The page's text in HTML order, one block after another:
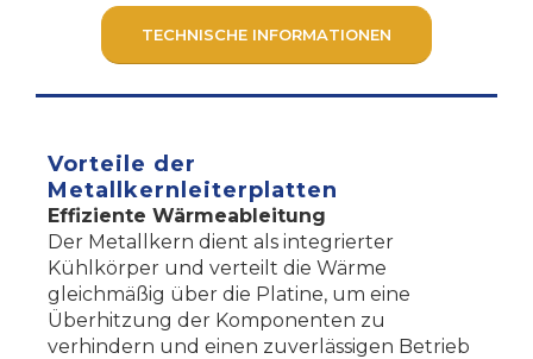
TECHNISCHE INFORMATIONEN
Vorteile der
Metallkernleiterplatten
Effiziente Wärmeableitung
Der Metallkern dient als integrierter
Kühlkörper und verteilt die Wärme
gleichmäßig über die Platine, um eine
Überhitzung der Komponenten zu
verhindern und einen zuverlässigen Betrieb